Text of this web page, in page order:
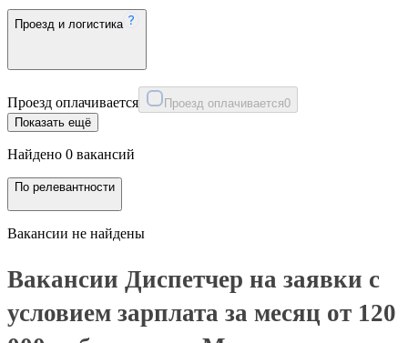
Проезд и логистика
Проезд оплачивается Проезд оплачивается0
Показать ещё
Найдено 0 вакансий
По релевантности
Вакансии не найдены
Вакансии Диспетчер на заявки с
условием зарплата за месяц от 120